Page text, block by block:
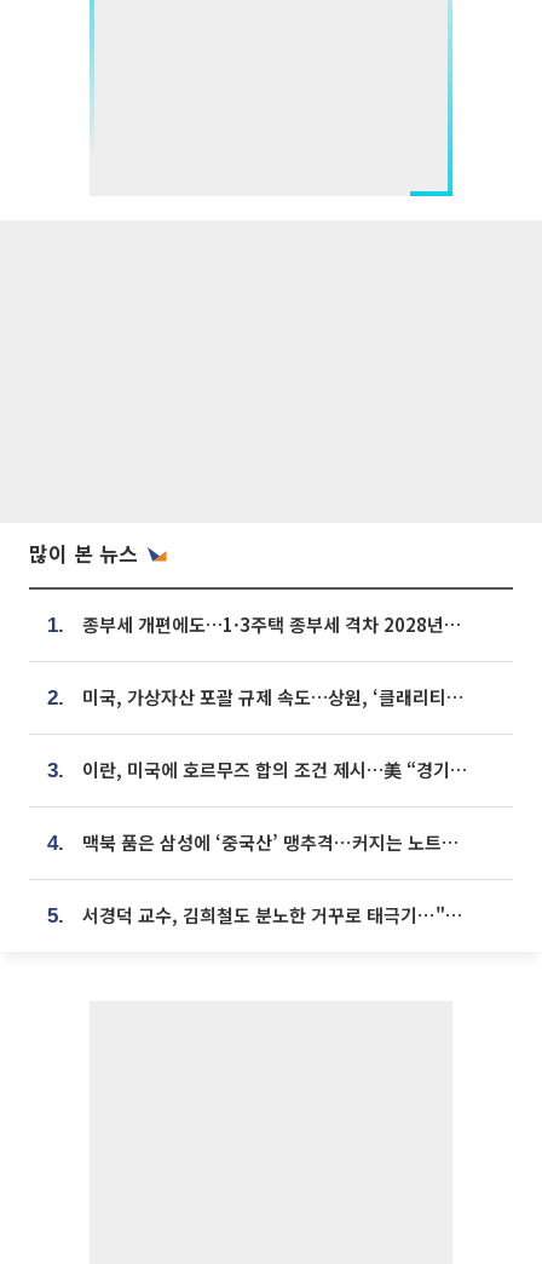
많이 본 뉴스
1. 종부세 개편에도…1·3주택 종부세 격차 2028년부터 확대
2. 미국, 가상자산 포괄 규제 속도…상원, ‘클래리티법’ 9월 절차투표 추진
3. 이란, 미국에 호르무즈 합의 조건 제시…美 “경기 아직 안 끝나” [종합]
4. 맥북 품은 삼성에 ‘중국산’ 맹추격⋯커지는 노트북 OLED 시장
5. 서경덕 교수, 김희철도 분노한 거꾸로 태극기⋯"엉터리는 아냐, 아쉬울 뿐"